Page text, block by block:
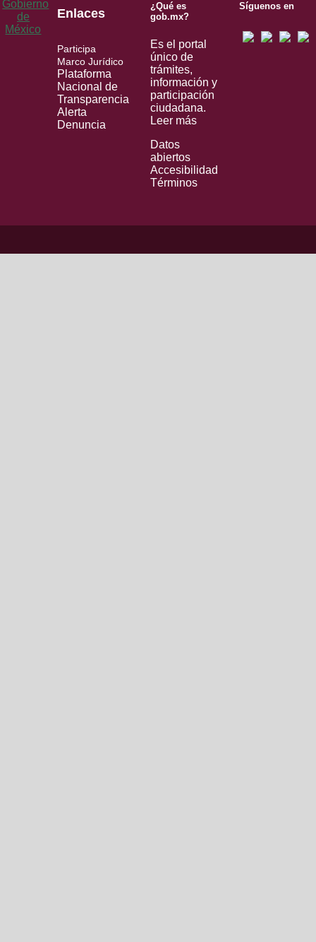
Enlaces
Participa
Marco Jurídico
Plataforma
Nacional de
Transparencia
Alerta
Denuncia
¿Qué es
gob.mx?
Es el portal
único de
trámites,
información y
participación
ciudadana.
Leer más
Datos
abiertos
Accesibilidad
Términos
Síguenos en